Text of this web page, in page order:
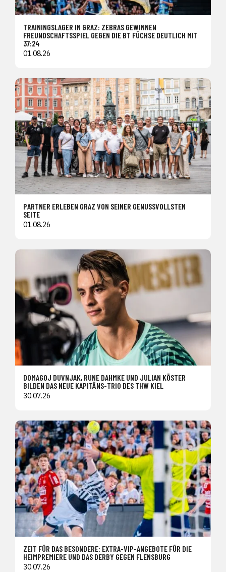
TRAININGSLAGER IN GRAZ: ZEBRAS GEWINNEN
FREUNDSCHAFTSSPIEL GEGEN DIE BT FÜCHSE DEUTLICH MIT
37:24
01.08.26
PARTNER ERLEBEN GRAZ VON SEINER GENUSSVOLLSTEN
SEITE
01.08.26
DOMAGOJ DUVNJAK, RUNE DAHMKE UND JULIAN KÖSTER
BILDEN DAS NEUE KAPITÄNS-TRIO DES THW KIEL
30.07.26
ZEIT FÜR DAS BESONDERE: EXTRA-VIP-ANGEBOTE FÜR DIE
HEIMPREMIERE UND DAS DERBY GEGEN FLENSBURG
30.07.26